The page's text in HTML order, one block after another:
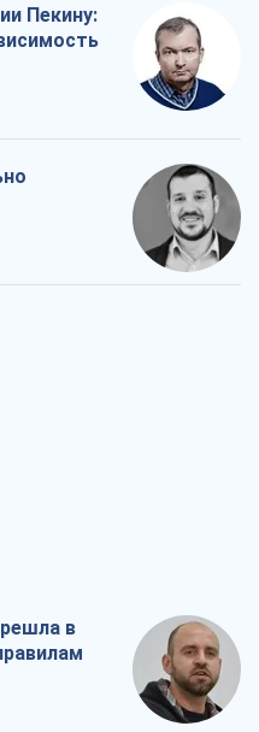
Пекину:
в